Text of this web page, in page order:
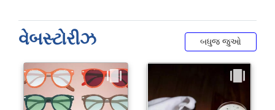
વેબસ્ટોરીઝ બધુજ જુઓ